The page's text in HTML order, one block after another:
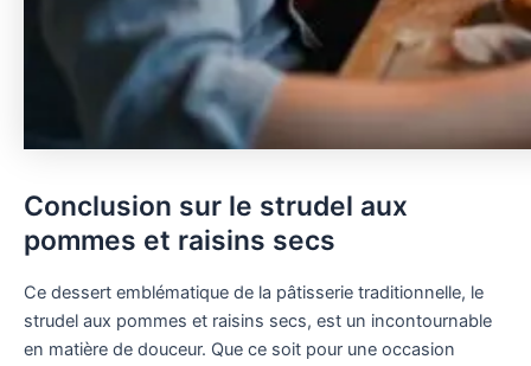
Conclusion sur le strudel aux
pommes et raisins secs
Ce dessert emblématique de la pâtisserie traditionnelle, le
strudel aux pommes et raisins secs, est un incontournable
en matière de douceur. Que ce soit pour une occasion